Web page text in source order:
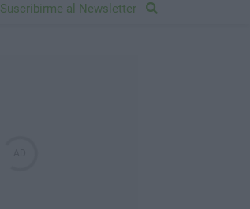
Suscribirme al Newsletter